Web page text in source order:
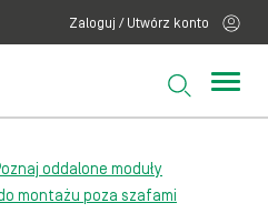
Zaloguj / Utwórz konto
oddalone moduły
montażu poza szafami